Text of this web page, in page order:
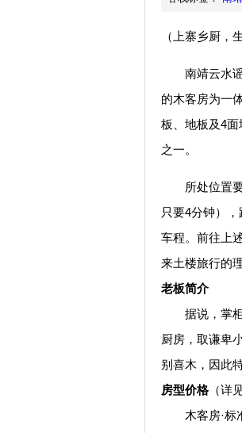
（上寨乡厨，
南靖云水谣
的木客房为一
板、地板及4
之一。
所处位置要
只要4分钟）
车程。前往上
来土楼旅行的
老板简介
据说，掌柜
厨房，取谦卑
别喜木，因此
房型价格（详
木客房·标